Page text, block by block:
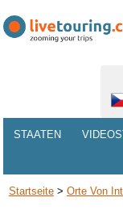
STAATEN
Startseite> Orte Von